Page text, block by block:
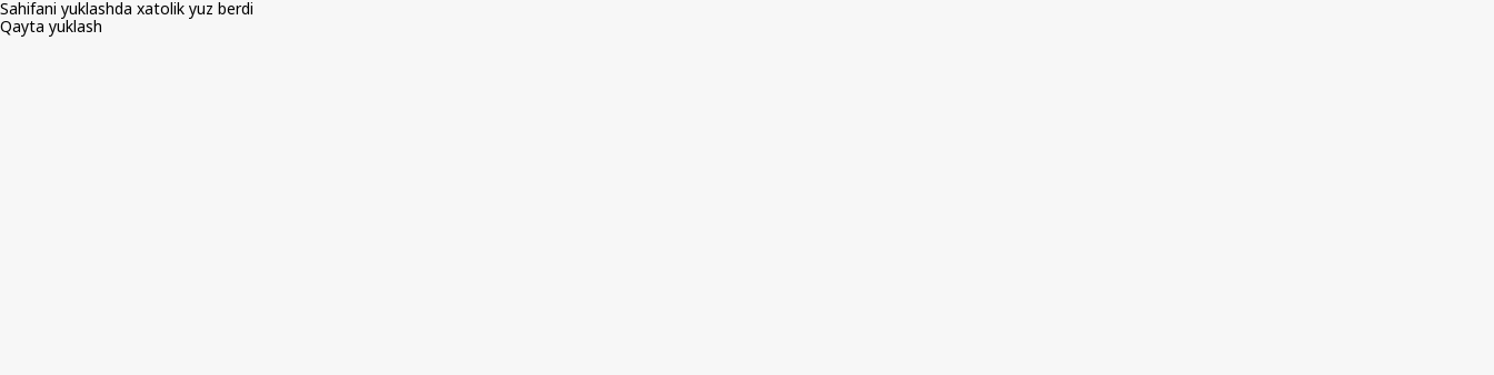
Sahifani yuklashda xatolik yuz berdi
Qayta yuklash